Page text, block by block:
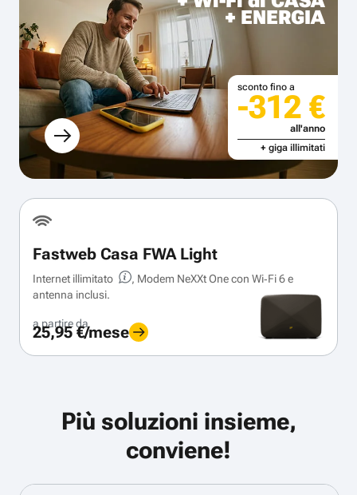
+ ENERGIA
sconto fino a
-312 €
all'anno
+ giga illimitati
Fastweb Casa FWA Light
Internet illimitato
, Modem NeXXt One con Wi‑Fi 6 e
antenna inclusi.
a partire da
25,95 €/mese
Più soluzioni insieme,
conviene!